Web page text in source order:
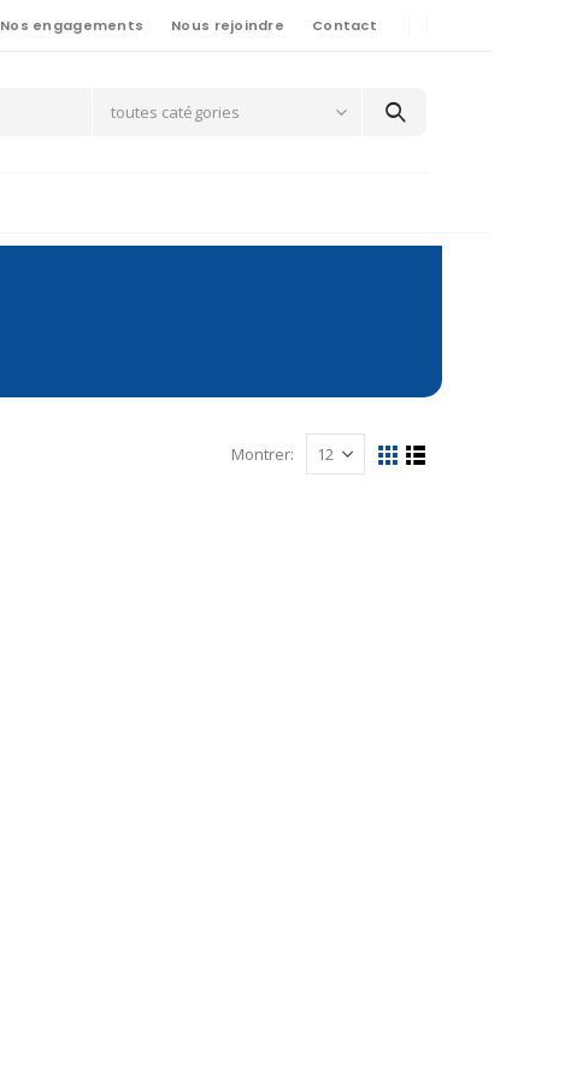
Nos engagements Nous rejoindre Contact
toutes catégories
Montrer: